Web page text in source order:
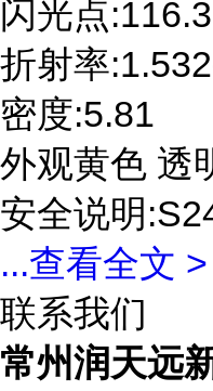
闪光点
折射率
密度:5.81
外观黄色 透
安全说明
...查看全文 >
联系我们
常州润天远